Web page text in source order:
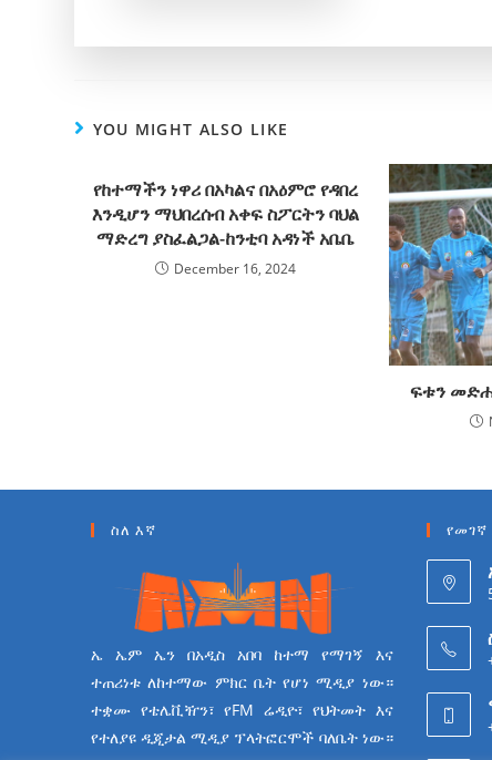
YOU MIGHT ALSO LIKE
የከተማችን ነዋሪ በአካልና በአዕምሮ የዳበረ
እንዲሆን ማህበረሰብ አቀፍ ስፖርትን ባህል
ማድረግ ያስፈልጋል-ከንቲባ አዳነች አቤቤ
December 16, 2024
ፍቱን
ስለ እኛ
ኤ ኤም ኤን በአዲስ አበባ ከተማ የማገኝ እና
ተጠሪነቱ ለከተማው ምክር ቤት የሆነ ሚዲያ ነው።
ተቋሙ የቴሌቪዥን፣ የFM ሬዲዮ፣ የህትመት እና
የተለያዩ ዲጂታል ሚዲያ ፕላትፎርሞች ባለቤት ነው።
የመገኛ